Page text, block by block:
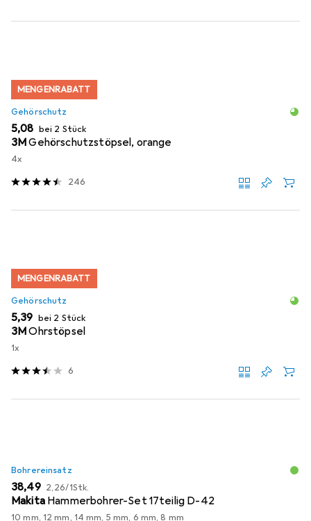
MENGENRABATT
Gehörschutz
EUR
5,08 bei 2 Stück
3MGehörschutzstöpsel, orange
4x
246
MENGENRABATT
Gehörschutz
EUR
5,39 bei 2 Stück
3MOhrstöpsel
1x
6
Bohrereinsatz
EUR
38,49 EUR
2,26/1Stk.
Makita Hammerbohrer-Set 17teilig D-42
10 mm, 12 mm, 14 mm, 5 mm, 6 mm, 8 mm